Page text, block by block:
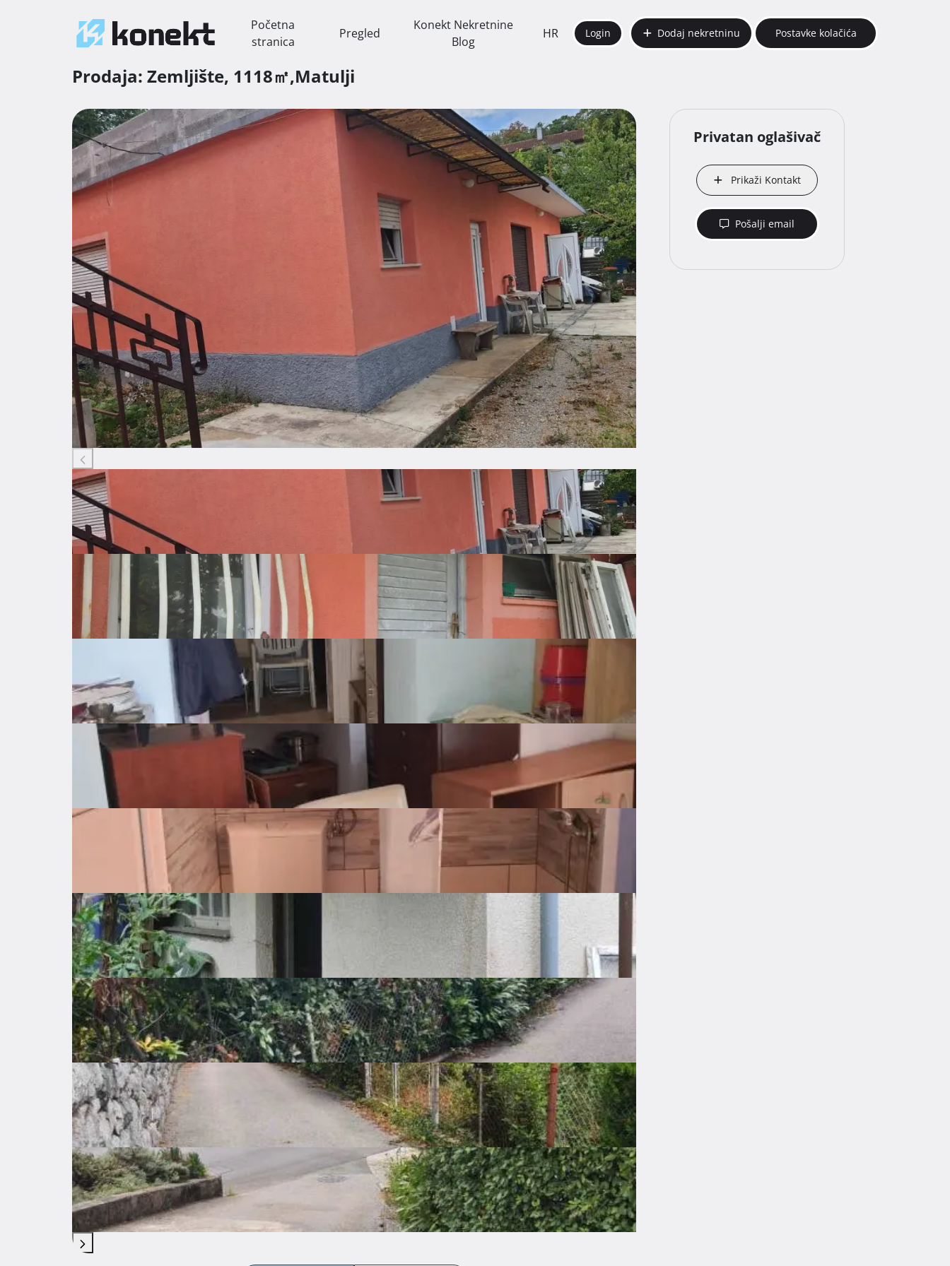
Početna
stranica
Pregled
Konekt Nekretnine
Blog
HR Login Dodaj nekretninu Postavke kolačića
Prodaja: Zemljište, 1118㎡,Matulji
Šifra oglasa: 22841553
Primorsko-goranska županija
540.000 €
Opis
parcele 843 m2 i 275 m2. Moguća prodaja 900m2 za 280.000 €.
Teren je u strogom centru Matulja, 30-ak m od glavne ulice, mirna i slijepa asfaltirana ulica, teren s
pogledom na more.
Agencije su isključene, čista nekretnina, bez tereta, 1 vlasnik.
Kontakt: 091/310-7300
Prikaži više
Osnovne značajke
Općenito o nekretnini
Cijena
540.000 €
Cijena po kvadratu
483 €
Površina zemljišta
1118 ㎡
Dostupno od
Odmah
Troškovi
Lokacija
Privatan oglašivač
Prikaži Kontakt
Pošalji email